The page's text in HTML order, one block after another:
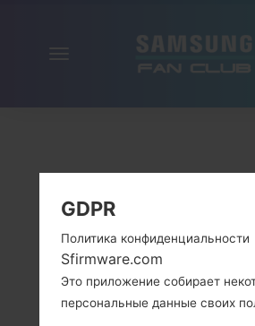
GDPR
Политика конфиденциальности
Sfirmware.com
Это приложение собирает
персональные данные своих